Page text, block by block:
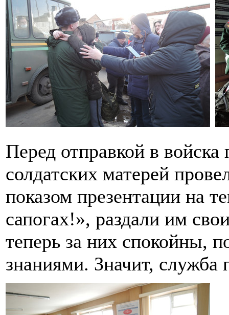
Перед отправкой в войска
солдатских матерей
показом презентации на
сапогах!», раздали им
теперь за них спокойны,
знаниями. Значит, служба